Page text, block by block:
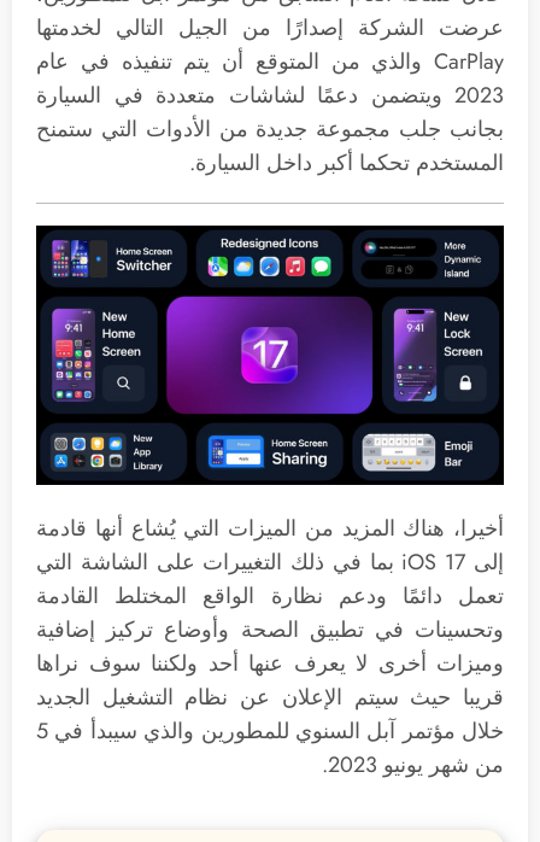
عرضت الشركة إصدارًا من الجيل التالي لخدمتها
CarPlay والذي من المتوقع أن يتم تنفيذه في عام
2023 ويتضمن دعمًا لشاشات متعددة في السيارة
بجانب جلب مجموعة جديدة من الأدوات التي ستمنح
المستخدم تحكما أكبر داخل السيارة.
أخيرا، هناك المزيد من الميزات التي يُشاع أنها قادمة
إلى iOS 17‌ بما في ذلك التغييرات على الشاشة التي
تعمل دائمًا ودعم نظارة الواقع المختلط القادمة
وتحسينات في تطبيق الصحة وأوضاع تركيز إضافية
وميزات أخرى لا يعرف عنها أحد ولكننا سوف نراها
قريبا حيث سيتم الإعلان عن نظام التشغيل الجديد
خلال مؤتمر آبل السنوي للمطورين والذي سيبدأ في 5
من شهر يونيو 2023.